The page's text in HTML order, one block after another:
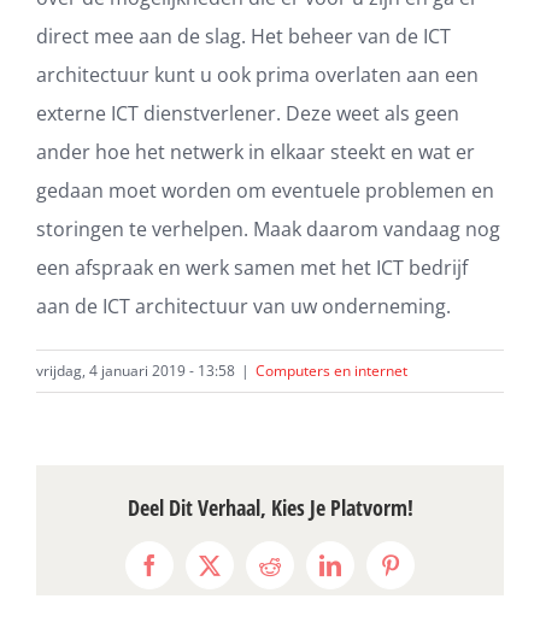
direct mee aan de slag. Het beheer van de ICT
architectuur kunt u ook prima overlaten aan een
externe ICT dienstverlener. Deze weet als geen
ander hoe het netwerk in elkaar steekt en wat er
gedaan moet worden om eventuele problemen en
storingen te verhelpen. Maak daarom vandaag nog
een afspraak en werk samen met het ICT bedrijf
aan de ICT architectuur van uw onderneming.
vrijdag, 4 januari 2019 - 13:58 | Computers en internet
Deel Dit Verhaal, Kies Je Platvorm!
Facebook
X RedditLinkedInPinterest